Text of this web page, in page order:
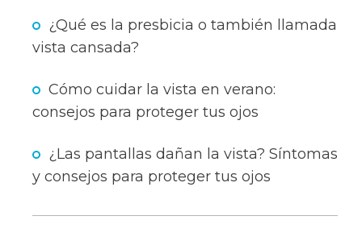
¿Qué es la presbicia o también llamada
vista cansada?
Cómo cuidar la vista en verano:
consejos para proteger tus ojos
¿Las pantallas dañan la vista? Síntomas
y consejos para proteger tus ojos